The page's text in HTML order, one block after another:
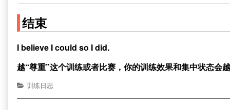
结束
I believe I could so I did.
越“尊重”这个训练或者比赛，你的训练效果和集中状态会
训练日志